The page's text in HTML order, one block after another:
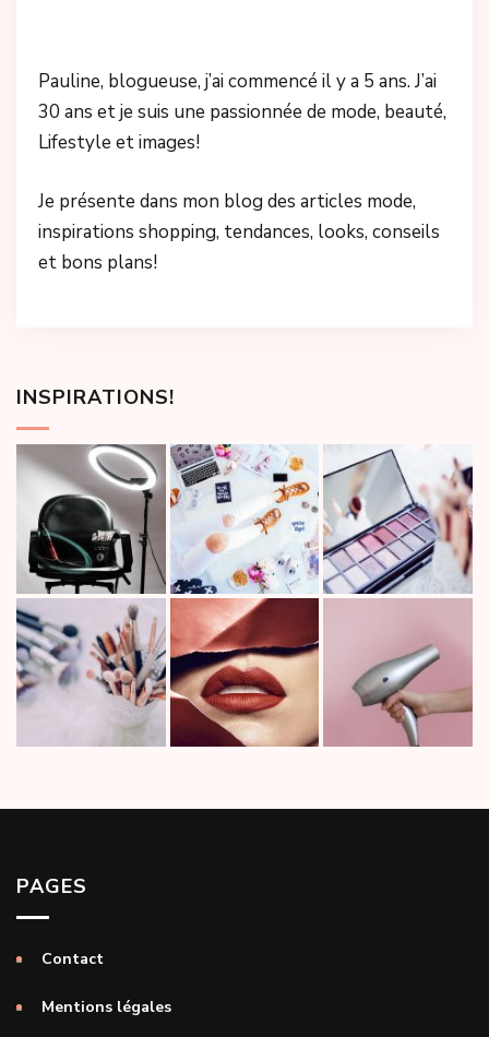
Pauline, blogueuse, j’ai commencé il y a 5 ans. J’ai
30 ans et je suis une passionnée de mode, beauté,
Lifestyle et images!
Je présente dans mon blog des articles mode,
inspirations shopping, tendances, looks, conseils
et bons plans!
INSPIRATIONS!
PAGES
Contact
Mentions légales